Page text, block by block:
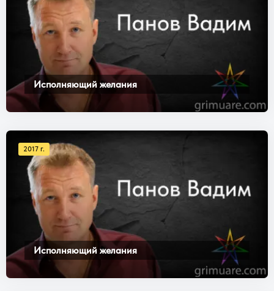
Исполняющий желания
2017 г.
Исполняющий желания